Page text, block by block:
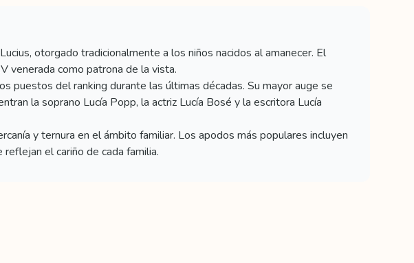
otorgado tradicionalmente a los niños nacidos al amanecer. El
venerada como patrona de la vista.
puestos del ranking durante las últimas décadas. Su mayor auge se
la soprano Lucía Popp, la actriz Lucía Bosé y la escritora Lucía
y ternura en el ámbito familiar. Los apodos más populares incluyen
el cariño de cada familia.